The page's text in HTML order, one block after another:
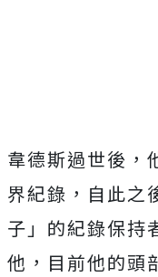
韋德斯過世後，
界紀錄，自此之
子」的紀錄保持
他，目前他的頭